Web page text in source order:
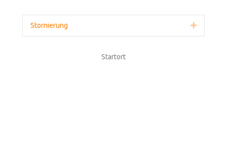
Stornierung Erweitern
Startort